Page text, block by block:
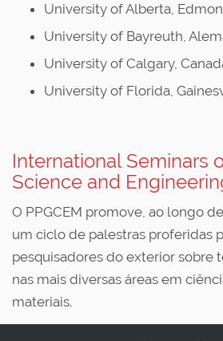
University of Alberta,
University of Bayreuth,
University of Calgary,
University of Florida,
International Seminars
Science and
O PPGCEM promove, ao longo
um ciclo de palestras proferidas
pesquisadores do exterior sobre
nas mais diversas áreas em
materiais.